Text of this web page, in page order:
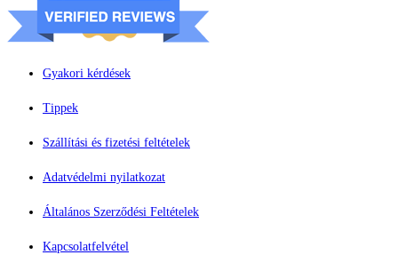
Gyakori kérdések
Tippek
Szállítási és fizetési feltételek
Adatvédelmi nyilatkozat
Általános Szerződési Feltételek
Kapcsolatfelvétel